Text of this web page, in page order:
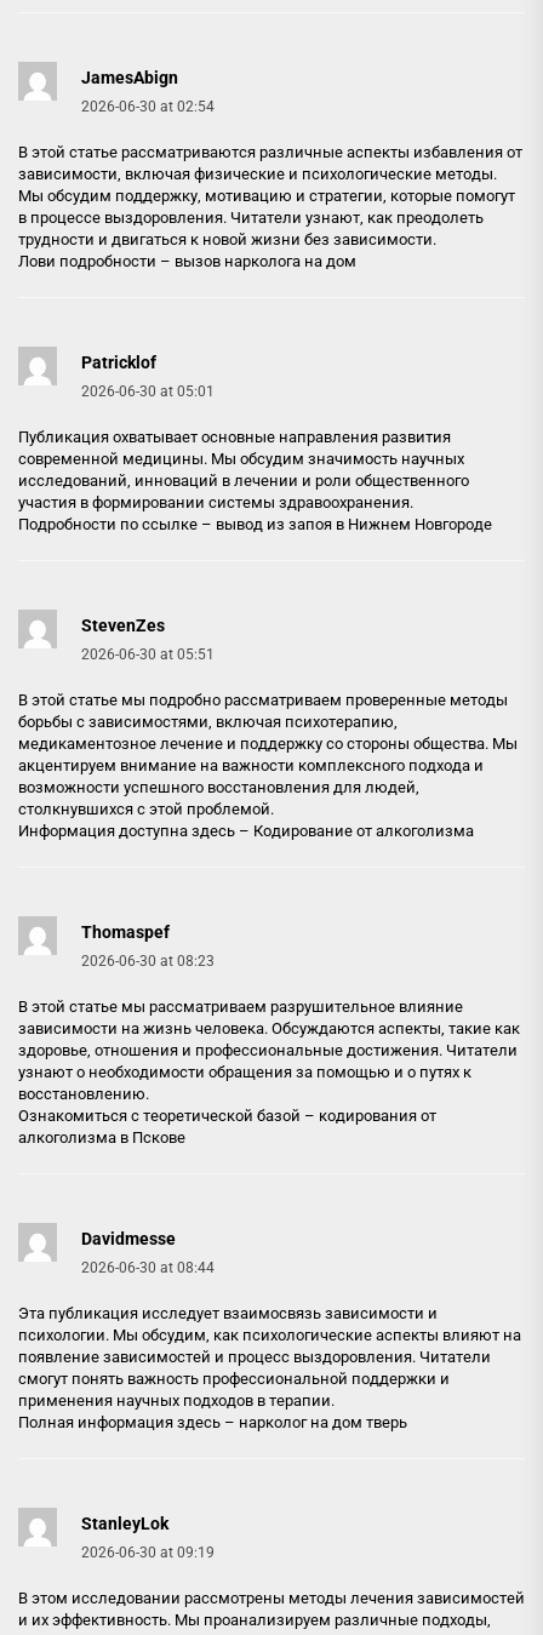
JamesAbign
2026-06-30 at 02:54
В этой статье рассматриваются различные аспекты избавления от
зависимости, включая физические и психологические методы.
Мы обсудим поддержку, мотивацию и стратегии, которые помогут
в процессе выздоровления. Читатели узнают, как преодолеть
трудности и двигаться к новой жизни без зависимости.
Лови подробности – вызов нарколога на дом
Patricklof
2026-06-30 at 05:01
Публикация охватывает основные направления развития
современной медицины. Мы обсудим значимость научных
исследований, инноваций в лечении и роли общественного
участия в формировании системы здравоохранения.
Подробности по ссылке – вывод из запоя в Нижнем Новгороде
StevenZes
2026-06-30 at 05:51
В этой статье мы подробно рассматриваем проверенные методы
борьбы с зависимостями, включая психотерапию,
медикаментозное лечение и поддержку со стороны общества. Мы
акцентируем внимание на важности комплексного подхода и
возможности успешного восстановления для людей,
столкнувшихся с этой проблемой.
Информация доступна здесь – Кодирование от алкоголизма
Thomaspef
2026-06-30 at 08:23
В этой статье мы рассматриваем разрушительное влияние
зависимости на жизнь человека. Обсуждаются аспекты, такие как
здоровье, отношения и профессиональные достижения. Читатели
узнают о необходимости обращения за помощью и о путях к
восстановлению.
Ознакомиться с теоретической базой – кодирования от
алкоголизма в Пскове
Davidmesse
2026-06-30 at 08:44
Эта публикация исследует взаимосвязь зависимости и
психологии. Мы обсудим, как психологические аспекты влияют на
появление зависимостей и процесс выздоровления. Читатели
смогут понять важность профессиональной поддержки и
применения научных подходов в терапии.
Полная информация здесь – нарколог на дом тверь
StanleyLok
2026-06-30 at 09:19
В этом исследовании рассмотрены методы лечения зависимостей
и их эффективность. Мы проанализируем различные подходы,